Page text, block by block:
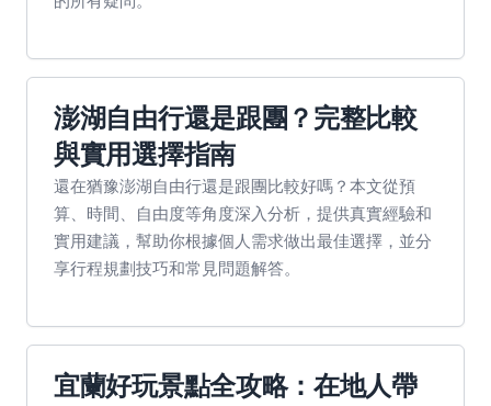
澎湖自由行還是跟團？完整比較
與實用選擇指南
還在猶豫澎湖自由行還是跟團比較好嗎？本文從預
算、時間、自由度等角度深入分析，提供真實經驗和
實用建議，幫助你根據個人需求做出最佳選擇，並分
享行程規劃技巧和常見問題解答。
宜蘭好玩景點全攻略：在地人帶